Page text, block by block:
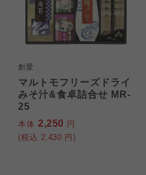
創愛
マルトモフリーズドライ
みそ汁&食卓詰合せ MR-
25
本体 2,250 円
(税込 2,430 円)